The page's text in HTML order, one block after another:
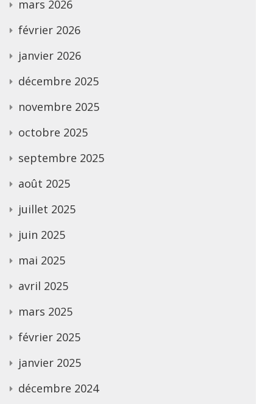
mars 2026
février 2026
janvier 2026
décembre 2025
novembre 2025
octobre 2025
septembre 2025
août 2025
juillet 2025
juin 2025
mai 2025
avril 2025
mars 2025
février 2025
janvier 2025
décembre 2024